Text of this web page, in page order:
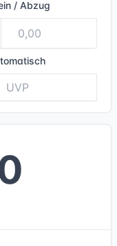
/ Abzug